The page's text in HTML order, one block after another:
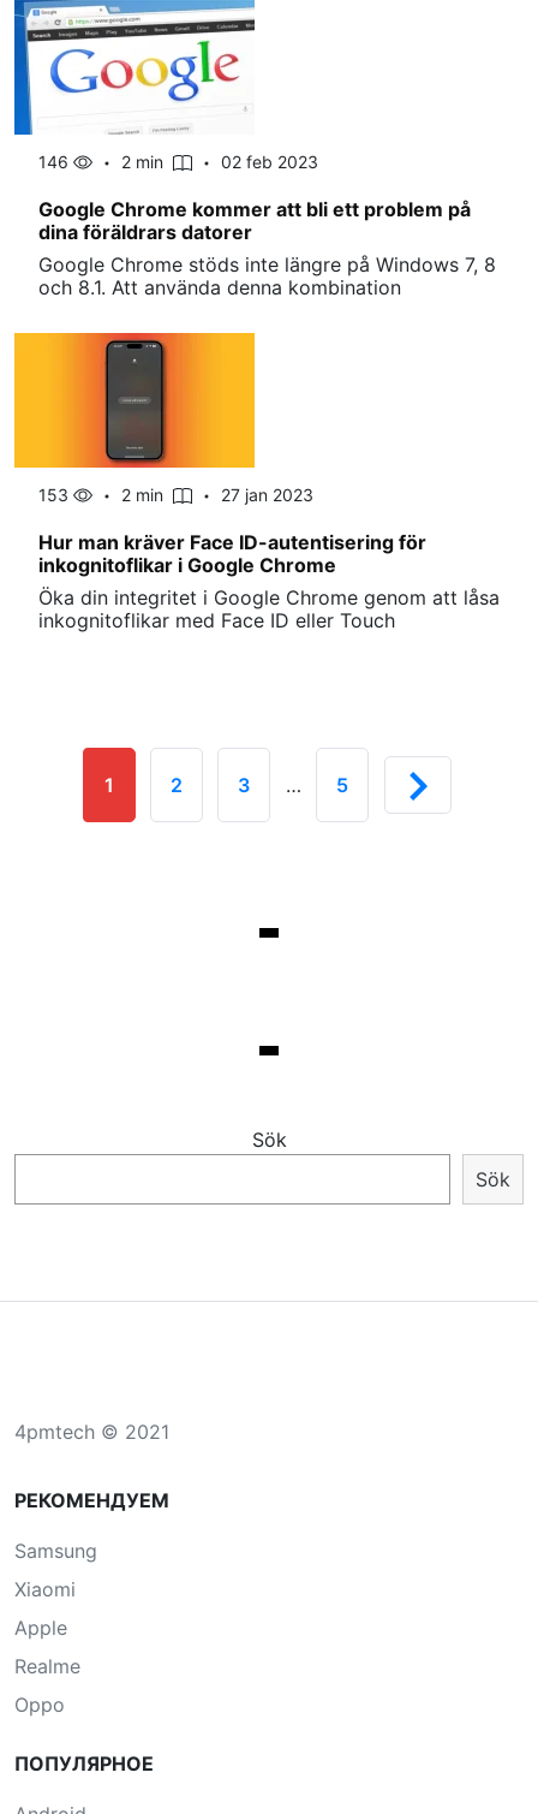
146 2 min 02 feb 2023
Google Chrome kommer att bli ett problem på
dina föräldrars datorer
Google Chrome stöds inte längre på Windows 7, 8
och 8.1. Att använda denna kombination
153 2 min 27 jan 2023
Hur man kräver Face ID-autentisering för
inkognitoflikar i Google Chrome
Öka din integritet i Google Chrome genom att låsa
inkognitoflikar med Face ID eller Touch
1 2 3 … 5
Sök
Sök
4pmtech © 2021
РЕКОМЕНДУЕМ
Samsung
Xiaomi
Apple
Realme
Oppo
ПОПУЛЯРНОЕ